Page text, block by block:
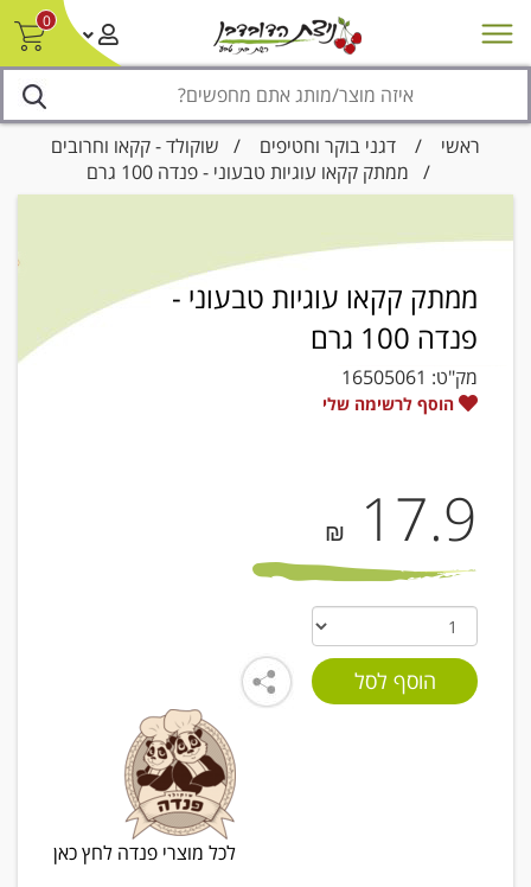
0
מבצעים סניפים צור קשר/ביטול הזמנה
ראשי / דגני בוקר וחטיפים / שוקולד - קקאו וחרובים
/ ממתק קקאו עוגיות טבעוני - פנדה 100 גרם
ממתק קקאו עוגיות טבעוני -
פנדה 100 גרם
מק"ט: 16505061
הוסף לרשימה שלי
17.9
₪
לכל מוצרי פנדה לחץ כאן